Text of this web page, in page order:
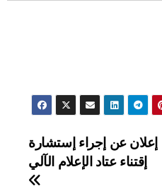
إعلان عن إجراء إستشارة
إقتناء عتاد الإعلام الآلي